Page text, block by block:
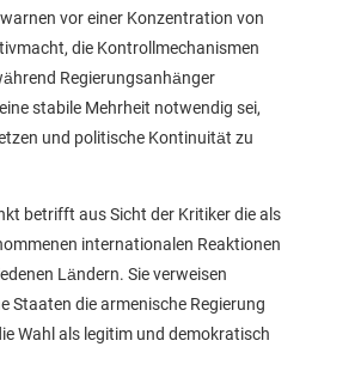
vor einer Konzentration von
die Kontrollmechanismen
Regierungsanhänger
stabile Mehrheit notwendig sei,
und politische Kontinuität zu
betrifft aus Sicht der Kritiker die als
internationalen Reaktionen
Ländern. Sie verweisen
Staaten die armenische Regierung
Wahl als legitim und demokratisch